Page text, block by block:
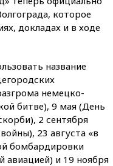
которое
докладах и в ходе
название
немецко-
битве), 9 мая (День
2 сентября
23 августа «в
бомбардировки
авиацией) и 19 ноября